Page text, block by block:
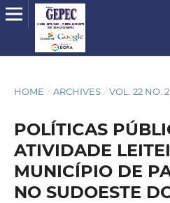
HOME / ARCHIVES / VOL. 22 NO.
POLÍTICAS
ATIVIDADE
MUNICÍPIO DE
NO SUDOESTE